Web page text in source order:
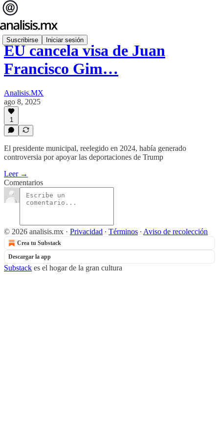
Suscribirse Iniciar sesión
EU cancela visa de Juan
Francisco Gim…
Analisis.MX
ago 8, 2025
1
El presidente municipal, reelegido en 2024, había generado
controversia por apoyar las deportaciones de Trump
Leer →
Comentarios
© 2026 analisis.mx · Privacidad ∙ Términos ∙ Aviso de recolección
Crea tu Substack
Descargar la app
Substack es el hogar de la gran cultura